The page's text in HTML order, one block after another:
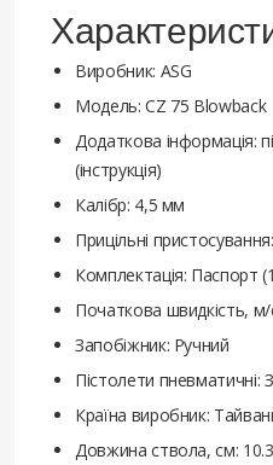
Виробник: ASG
Модель: CZ 75 Blowback
Додаткова інформація:
(інструкція)
Калібр: 4,5 мм
Прицільні
Комплектація: Паспорт
Початкова швидкість, м/
Запобіжник: Ручний
Пістолети пневматичні:
Країна виробник:
Довжина ствола, см: 10.3